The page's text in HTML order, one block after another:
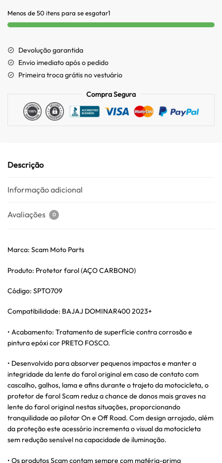
Menos de 50 itens para se esgotar1
Devolução garantida
Envio imediato após o pedido
Primeira troca grátis no vestuário
Compra Segura
Descrição
Informação adicional
Avaliações 0
Marca: Scam Moto Parts
Produto: Protetor farol (AÇO CARBONO)
Código: SPTO709
Compatibilidade: BAJAJ DOMINAR400 2023+
• Acabamento: Tratamento de superfície contra corrosão e
pintura epóxi cor PRETO FOSCO.
• Desenvolvido para absorver pequenos impactos e manter a
integridade da lente do farol original em caso de contato com
cascalho, galhos, lama e afins durante o trajeto da motocicleta, o
protetor de farol Scam reduz a chance de danos mais graves na
lente do farol original nestas situações, proporcionando
tranquilidade ao pilotar On e Off Road. Com design arrojado, além
da proteção este acessório incrementa o visual da motocicleta
sem redução sensível na capacidade de iluminação.
• Os produtos Scam contam sempre com matéria-prima